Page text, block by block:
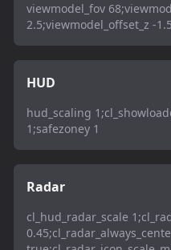
viewmodel_fov
2.5;viewmodel_offset_z -1.5
HUD
hud_scaling
1;safezoney 1
Radar
cl_hud_radar_scale